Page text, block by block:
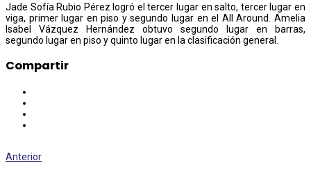
Jade Sofía Rubio Pérez logró el tercer lugar en salto, tercer lugar en
viga, primer lugar en piso y segundo lugar en el All Around. Amelia
Isabel Vázquez Hernández obtuvo segundo lugar en barras,
segundo lugar en piso y quinto lugar en la clasificación general.
Compartir
Anterior